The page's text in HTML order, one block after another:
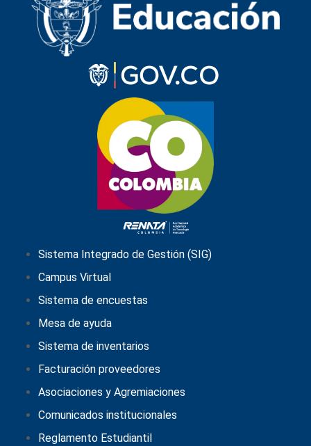
Sistema Integrado de Gestión (SIG)
Campus Virtual
Sistema de encuestas
Mesa de ayuda
Sistema de inventarios
Facturación proveedores
Asociaciones y Agremiaciones
Comunicados institucionales
Reglamento Estudiantil